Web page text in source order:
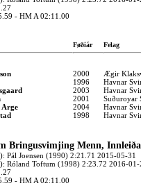
- HM A 02:11.00
Føðiár Felag
2000
Ægir
1996
Havnar
2003
Havnar
2001
Suðuroyar
Arge 2004
Havnar
1998 Havnar
Bringusvimjing Menn,
Pál Joensen (1990) 2:21.71 2015-05-31
Róland Toftum (1998) 2:23.72 2016-01-
- HM A 02:11.00